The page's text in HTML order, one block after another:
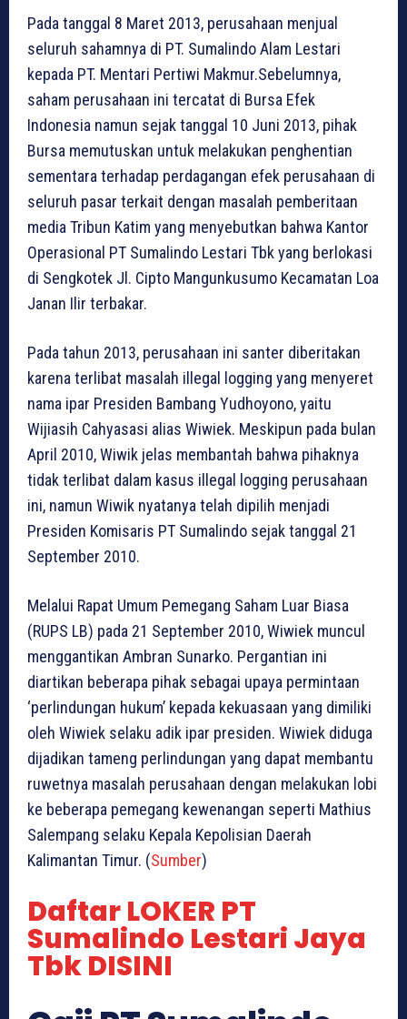
Pada tanggal 8 Maret 2013, perusahaan menjual
seluruh sahamnya di PT. Sumalindo Alam Lestari
kepada PT. Mentari Pertiwi Makmur.Sebelumnya,
saham perusahaan ini tercatat di Bursa Efek
Indonesia namun sejak tanggal 10 Juni 2013, pihak
Bursa memutuskan untuk melakukan penghentian
sementara terhadap perdagangan efek perusahaan di
seluruh pasar terkait dengan masalah pemberitaan
media Tribun Katim yang menyebutkan bahwa Kantor
Operasional PT Sumalindo Lestari Tbk yang berlokasi
di Sengkotek Jl. Cipto Mangunkusumo Kecamatan Loa
Janan Ilir terbakar.
Pada tahun 2013, perusahaan ini santer diberitakan
karena terlibat masalah illegal logging yang menyeret
nama ipar Presiden Bambang Yudhoyono, yaitu
Wijiasih Cahyasasi alias Wiwiek. Meskipun pada bulan
April 2010, Wiwik jelas membantah bahwa pihaknya
tidak terlibat dalam kasus illegal logging perusahaan
ini, namun Wiwik nyatanya telah dipilih menjadi
Presiden Komisaris PT Sumalindo sejak tanggal 21
September 2010.
Melalui Rapat Umum Pemegang Saham Luar Biasa
(RUPS LB) pada 21 September 2010, Wiwiek muncul
menggantikan Ambran Sunarko. Pergantian ini
diartikan beberapa pihak sebagai upaya permintaan
‘perlindungan hukum’ kepada kekuasaan yang dimiliki
oleh Wiwiek selaku adik ipar presiden. Wiwiek diduga
dijadikan tameng perlindungan yang dapat membantu
ruwetnya masalah perusahaan dengan melakukan lobi
ke beberapa pemegang kewenangan seperti Mathius
Salempang selaku Kepala Kepolisian Daerah
Kalimantan Timur. (Sumber)
Daftar LOKER PT
Sumalindo Lestari Jaya
Tbk DISINI